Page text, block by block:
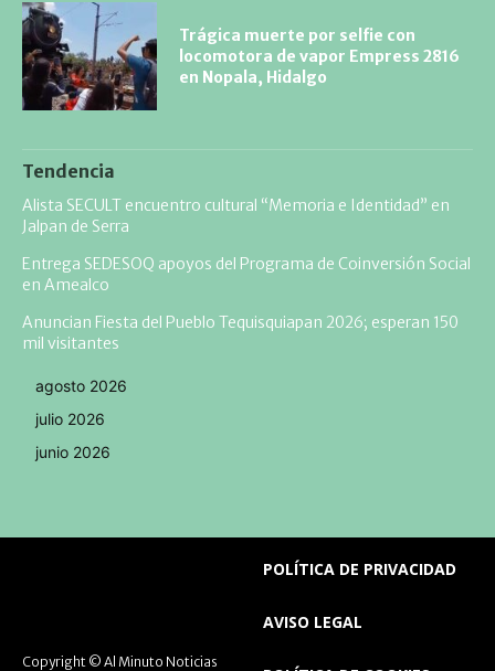
Trágica muerte por selfie con
locomotora de vapor Empress 2816
en Nopala, Hidalgo
Tendencia
Alista SECULT encuentro cultural “Memoria e Identidad” en
Jalpan de Serra
Entrega SEDESOQ apoyos del Programa de Coinversión Social
en Amealco
Anuncian Fiesta del Pueblo Tequisquiapan 2026; esperan 150
mil visitantes
agosto 2026
julio 2026
junio 2026
Copyright © Al Minuto Noticias
POLÍTICA DE PRIVACIDAD
AVISO LEGAL